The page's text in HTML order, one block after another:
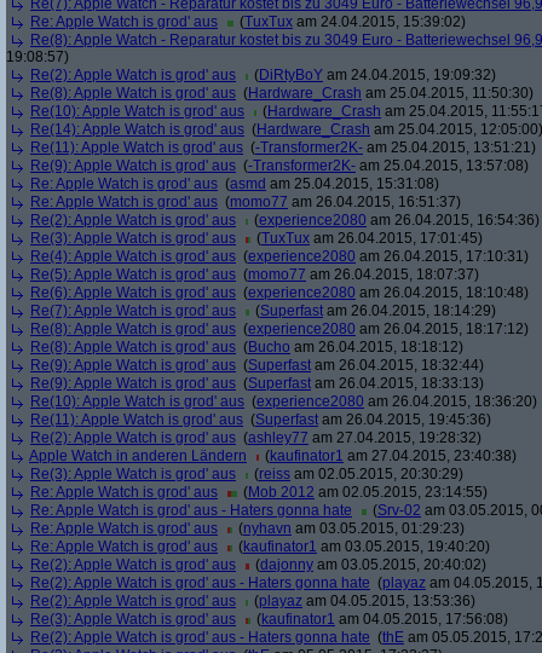
Re(7): Apple Watch - Reparatur kostet bis zu 3049 Euro - Batteriewechsel
Re: Apple Watch is grod' aus
(TuxTux am 24.04.2015, 15:39:02)
Re(8): Apple Watch - Reparatur kostet bis zu 3049 Euro - Batteriewechsel
19:08:57)
Re(2): Apple Watch is grod' aus
(DiRtyBoY am 24.04.2015, 19:09:32)
Re(8): Apple Watch is grod' aus (Hardware_Crash am 25.04.2015, 11:50:30)
Re(10): Apple Watch is grod' aus
(Hardware_Crash am 25.04.2015,
Re(14): Apple Watch is grod' aus (Hardware_Crash am 25.04.2015, 12:05:00)
Re(11): Apple Watch is grod' aus (-Transformer2K- am 25.04.2015, 13:51:21)
Re(9): Apple Watch is grod' aus (-Transformer2K- am 25.04.2015, 13:57:08)
Re: Apple Watch is grod' aus (asmd am 25.04.2015, 15:31:08)
Re: Apple Watch is grod' aus (momo77 am 26.04.2015, 16:51:37)
Re(2): Apple Watch is grod' aus
(experience2080 am 26.04.2015, 16:54:36)
Re(3): Apple Watch is grod' aus
(TuxTux am 26.04.2015, 17:01:45)
Re(4): Apple Watch is grod' aus (experience2080 am 26.04.2015, 17:10:31)
Re(5): Apple Watch is grod' aus (momo77 am 26.04.2015, 18:07:37)
Re(6): Apple Watch is grod' aus (experience2080 am 26.04.2015, 18:10:48)
Re(7): Apple Watch is grod' aus
(Superfast am 26.04.2015, 18:14:29)
Re(8): Apple Watch is grod' aus (experience2080 am 26.04.2015, 18:17:12)
Re(8): Apple Watch is grod' aus (Bucho am 26.04.2015, 18:18:12)
Re(9): Apple Watch is grod' aus (Superfast am 26.04.2015, 18:32:44)
Re(9): Apple Watch is grod' aus (Superfast am 26.04.2015, 18:33:13)
Re(10): Apple Watch is grod' aus (experience2080 am 26.04.2015, 18:36:20)
Re(11): Apple Watch is grod' aus (Superfast am 26.04.2015, 19:45:36)
Re(2): Apple Watch is grod' aus (ashley77 am 27.04.2015, 19:28:32)
Apple Watch in anderen Ländern
(kaufinator1 am 27.04.2015, 23:40:38)
Re(3): Apple Watch is grod' aus
(reiss am 02.05.2015, 20:30:29)
Re: Apple Watch is grod' aus
(Mob 2012 am 02.05.2015, 23:14:55)
Re: Apple Watch is grod' aus - Haters gonna hate
(Srv-02 am 03.05.2015,
Re: Apple Watch is grod' aus
(nyhavn am 03.05.2015, 01:29:23)
Re: Apple Watch is grod' aus
(kaufinator1 am 03.05.2015, 19:40:20)
Re(2): Apple Watch is grod' aus
(dajonny am 03.05.2015, 20:40:02)
Re(2): Apple Watch is grod' aus - Haters gonna hate (playaz am 04.05.2015,
Re(2): Apple Watch is grod' aus
(playaz am 04.05.2015, 13:53:36)
Re(3): Apple Watch is grod' aus
(kaufinator1 am 04.05.2015, 17:56:08)
Re(2): Apple Watch is grod' aus - Haters gonna hate (thE am 05.05.2015,